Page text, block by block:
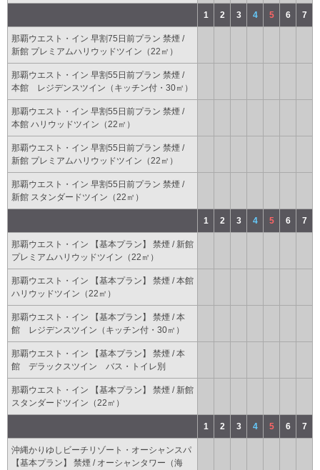
1 2 3 4 5 6 7
那覇ウエスト・イン 早割75日前プラン 禁煙 /
新館 プレミアムハリウッドツイン（22㎡）
那覇ウエスト・イン 早割55日前プラン 禁煙 /
本館 レジデンスツイン（キッチン付・30㎡）
那覇ウエスト・イン 早割55日前プラン 禁煙 /
本館 ハリウッドツイン（22㎡）
那覇ウエスト・イン 早割55日前プラン 禁煙 /
新館 プレミアムハリウッドツイン（22㎡）
那覇ウエスト・イン 早割55日前プラン 禁煙 /
新館 スタンダードツイン（22㎡）
1 2 3 4 5 6 7
那覇ウエスト・イン 【基本プラン】 禁煙 / 新館
プレミアムハリウッドツイン（22㎡）
那覇ウエスト・イン 【基本プラン】 禁煙 / 本館
ハリウッドツイン（22㎡）
那覇ウエスト・イン 【基本プラン】 禁煙 / 本
館 レジデンスツイン（キッチン付・30㎡）
那覇ウエスト・イン 【基本プラン】 禁煙 / 本
館 デラックスツイン バス・トイレ別
那覇ウエスト・イン 【基本プラン】 禁煙 / 新館
スタンダードツイン（22㎡）
1 2 3 4 5 6 7
沖縄かりゆしビーチリゾート・オーシャンスパ
【基本プラン】 禁煙 / オーシャンタワー（海